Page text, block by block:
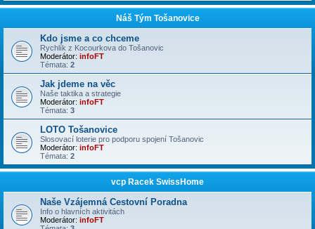
Náš Tým Tošanovice
Kdo jsme a co chceme
Rychlík z Kocourkova do Tošanovic
Moderátor: infoFT
Témata: 2
Jak jdeme na věc
Naše taktika a strategie
Moderátor: infoFT
Témata: 3
LOTO Tošanovice
Slosovací loterie pro podporu spojení Tošanovic
Moderátor: infoFT
Témata: 2
vcp Racek SwissHome
Naše Vzájemná Cestovní Poradna
Info o hlavních aktivitách
Moderátor: infoFT